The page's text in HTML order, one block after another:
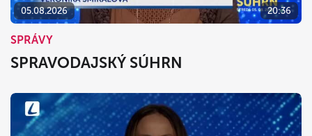
05.08.2026 20:36
SPRÁVY
SPRAVODAJSKÝ SÚHRN